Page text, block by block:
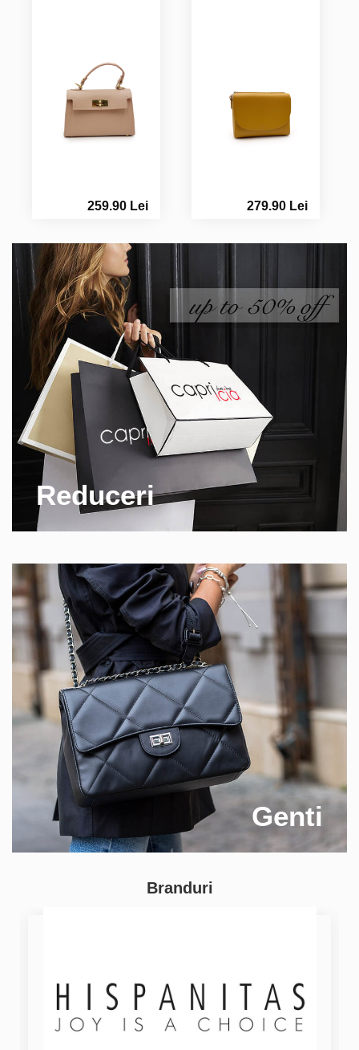
259.90 Lei 279.90 Lei
Reduceri
Genti
Branduri